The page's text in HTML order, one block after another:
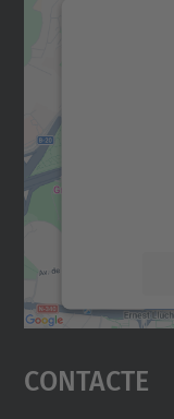
Contacte